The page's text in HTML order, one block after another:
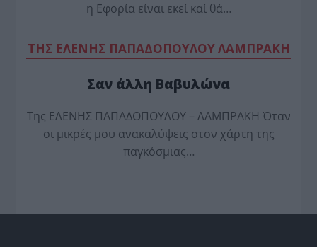
η Εφορία είναι εκεί καί θά…
TΗΣ ΕΛΕΝΗΣ ΠΑΠΑΔΟΠΟΥΛΟΥ ΛΑΜΠΡΑΚΗ
Σαν άλλη Βαβυλώνα
Της ΕΛΕΝΗΣ ΠΑΠΑΔΟΠΟΥΛΟΥ – ΛΑΜΠΡΑΚΗ Όταν
οι μικρές μου ανακαλύψεις στον χάρτη της
παγκόσμιας…